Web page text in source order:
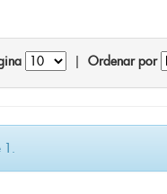
Ordenar por
1.